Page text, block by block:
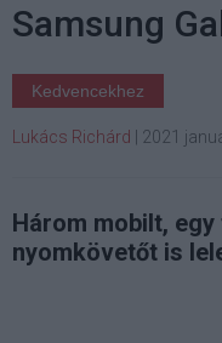
Samsung
Kedvencekhez
Lukács Richárd 2021
Három mobilt,
nyomkövetőt is